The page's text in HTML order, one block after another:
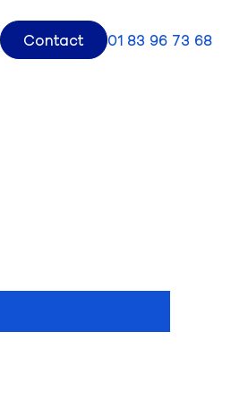
Contact 01 83 96 73 68